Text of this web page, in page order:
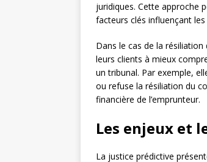
juridiques. Cette approche
facteurs clés influençant
Dans le cas de la
leurs clients à mieux
un tribunal. Par exemple,
ou refuse la résiliation du
financière de l’emprunteur.
Les enjeux et
La justice prédictive